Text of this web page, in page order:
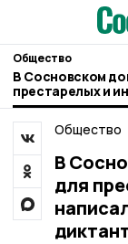
Общество
В Сосновском
престарелых и
«Тотальный
Общество
В
для